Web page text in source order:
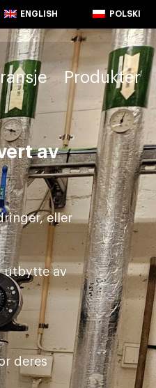
ENGLISH POLSKI
Produkter
av
eller
utbytte av
deres